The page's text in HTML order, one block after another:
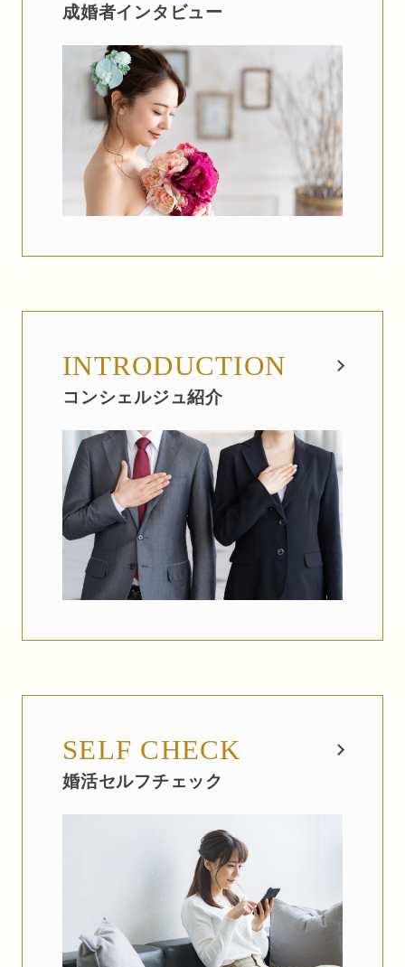
成婚者インタビュー
INTRODUCTION
コンシェルジュ紹介
SELF CHECK
婚活セルフチェック